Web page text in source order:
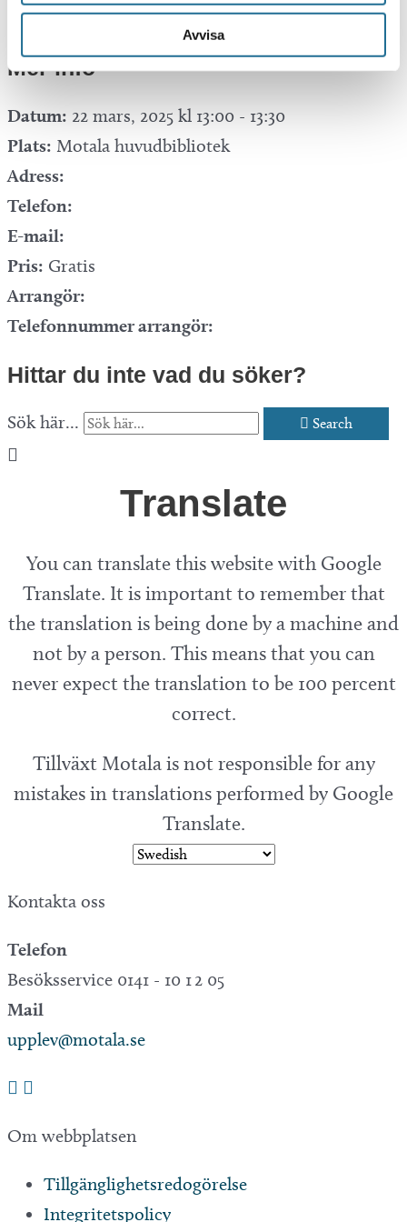
Avvisa
Mer info
Datum: 22 mars, 2025 kl 13:00 - 13:30
Plats: Motala huvudbibliotek
Adress:
Telefon:
E-mail:
Pris: Gratis
Arrangör:
Telefonnummer arrangör:
Hittar du inte vad du söker?
Sök här... Search
Translate
You can translate this website with Google
Translate. It is important to remember that
the translation is being done by a machine and
not by a person. This means that you can
never expect the translation to be 100 percent
correct.
Tillväxt Motala is not responsible for any
mistakes in translations performed by Google
Translate.
Kontakta oss
Telefon
Besöksservice 0141 - 10 1 2 05
Mail
upplev@motala.se
Om webbplatsen
Tillgänglighetsredogörelse
Integritetspolicy